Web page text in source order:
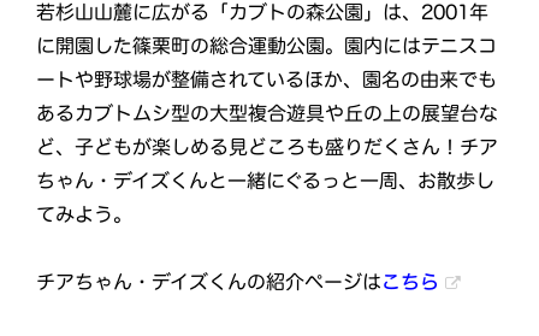
若杉山山麓に広がる「カブトの森公園」は、2001年
に開園した篠栗町の総合運動公園。園内にはテニスコ
ートや野球場が整備されているほか、園名の由来でも
あるカブトムシ型の大型複合遊具や丘の上の展望台な
ど、子どもが楽しめる見どころも盛りだくさん！チア
ちゃん・デイズくんと一緒にぐるっと一周、お散歩し
てみよう。
チアちゃん・デイズくんの紹介ページはこちら